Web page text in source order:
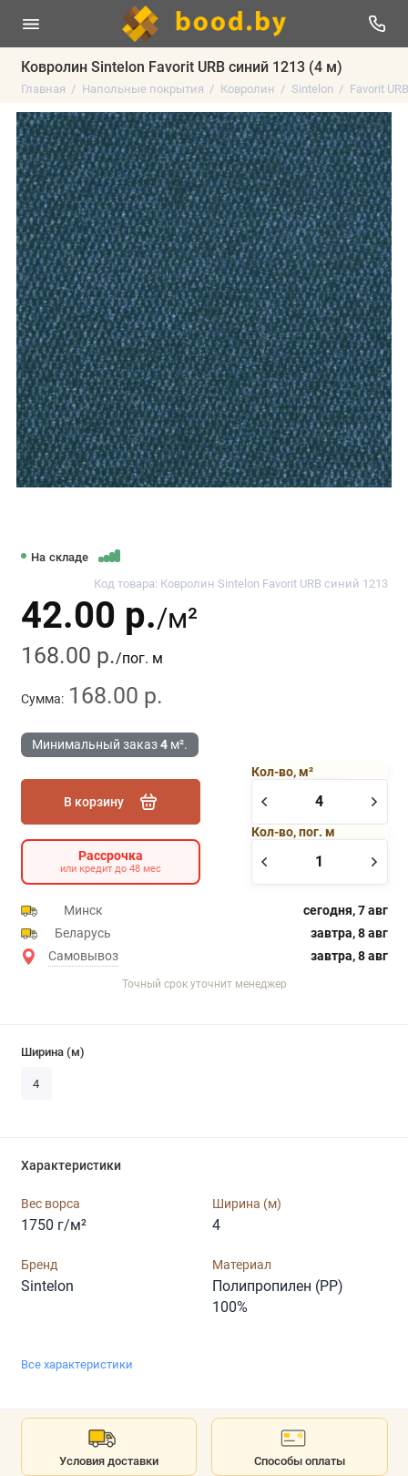
Ковролин Sintelon Favorit URB синий 1213 (4 м)
Главная Напольные покрытия Ковролин Sintelon Favorit URB
На складе
Код товара: Ковролин Sintelon Favorit URB синий 1213
42.00 р./м²
168.00 р./пог. м
Сумма: 168.00 р.
Минимальный заказ4м².
В корзину
Кол-во, м²
Кол-во, пог. м
Рассрочка
или кредит до 48 мес
Минск
сегодня, 7 авг
Беларусь
завтра, 8 авг
Самовывоз
завтра, 8 авг
Точный срок уточнит менеджер
Ширина (м)
4
Характеристики
Вес ворса
1750 г/м²
Ширина (м)
4
Бренд
Sintelon
Материал
Полипропилен (PP)
100%
Все характеристики
Условия доставки Способы оплаты